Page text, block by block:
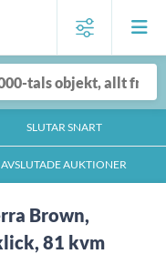
SLUTAR SNART
AVSLUTADE AUKTIONER
Brown,
81 kvm